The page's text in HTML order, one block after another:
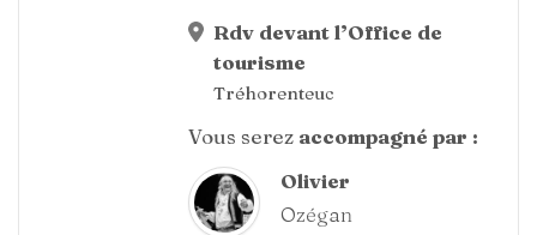
Rdv devant l’Office de
tourisme
Tréhorenteuc
Vous serez accompagné par :
Olivier
Ozégan